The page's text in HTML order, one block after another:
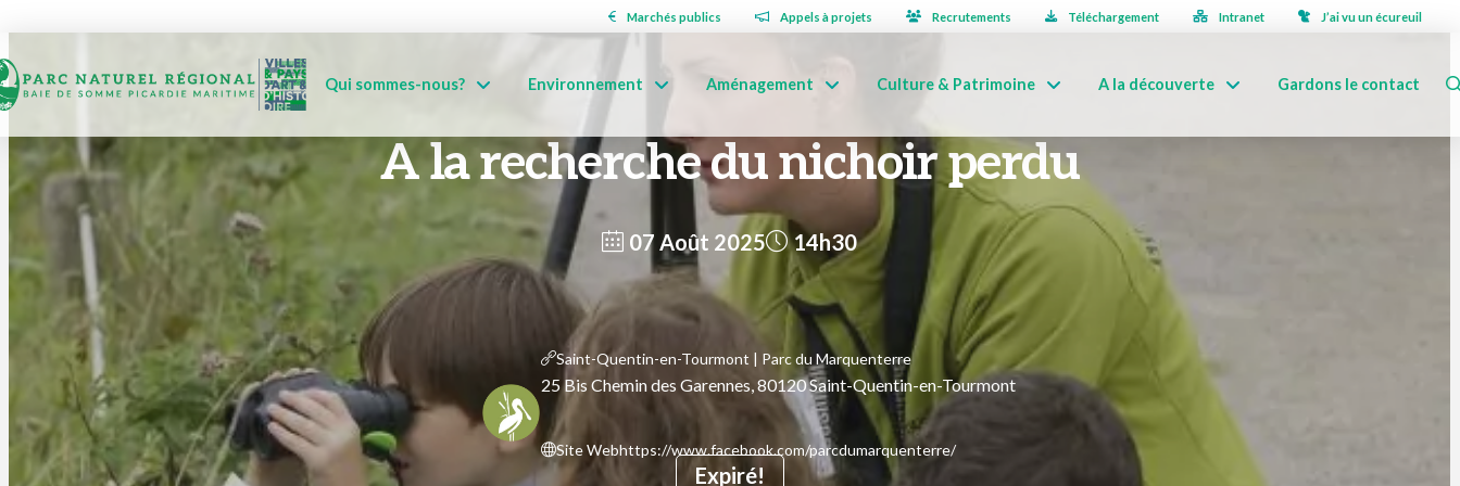
Marchés publics Appels à projets Recrutements Téléchargement Intranet J’ai vu un écureuil
Qui sommes-nous? Environnement Aménagement Culture & Patrimoine A la découverte Gardons le contact
A la recherche du nichoir perdu
07 Août 2025
Expiré!
14h30
Saint-Quentin-en-Tourmont | Parc du Marquenterre
25 Bis Chemin des Garennes, 80120 Saint-Quentin-en-Tourmont
Site Webhttps://www.facebook.com/parcdumarquenterre/